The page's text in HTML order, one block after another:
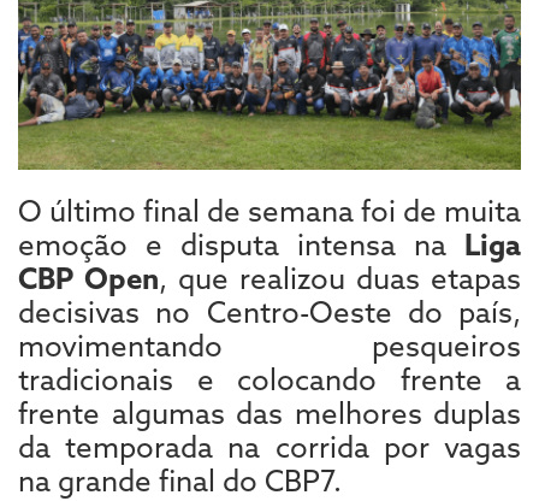
O último final de semana foi de muita
emoção e disputa intensa na Liga
CBP Open, que realizou duas etapas
decisivas no Centro-Oeste do país,
movimentando pesqueiros
tradicionais e colocando frente a
frente algumas das melhores duplas
da temporada na corrida por vagas
na grande final do CBP7.